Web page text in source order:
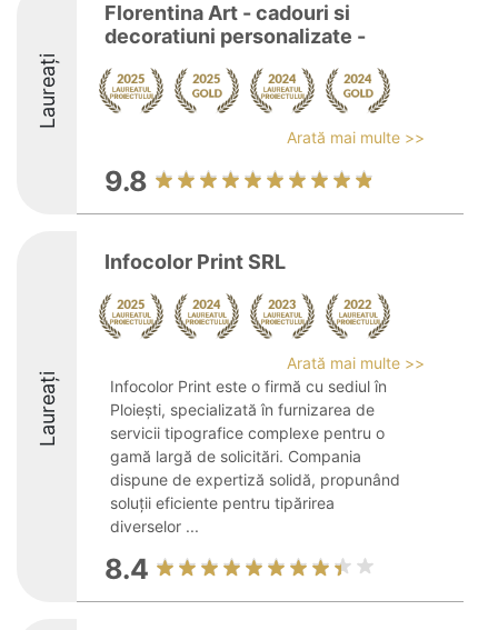
Laureați
Florentina Art - cadouri si
decoratiuni personalizate -
Arată mai multe >>
9.8
Laureați
Infocolor Print SRL
Arată mai multe >>
Infocolor Print este o firmă cu sediul în
Ploiești, specializată în furnizarea de
servicii tipografice complexe pentru o
gamă largă de solicitări. Compania
dispune de expertiză solidă, propunând
soluții eficiente pentru tipărirea
diverselor ...
8.4